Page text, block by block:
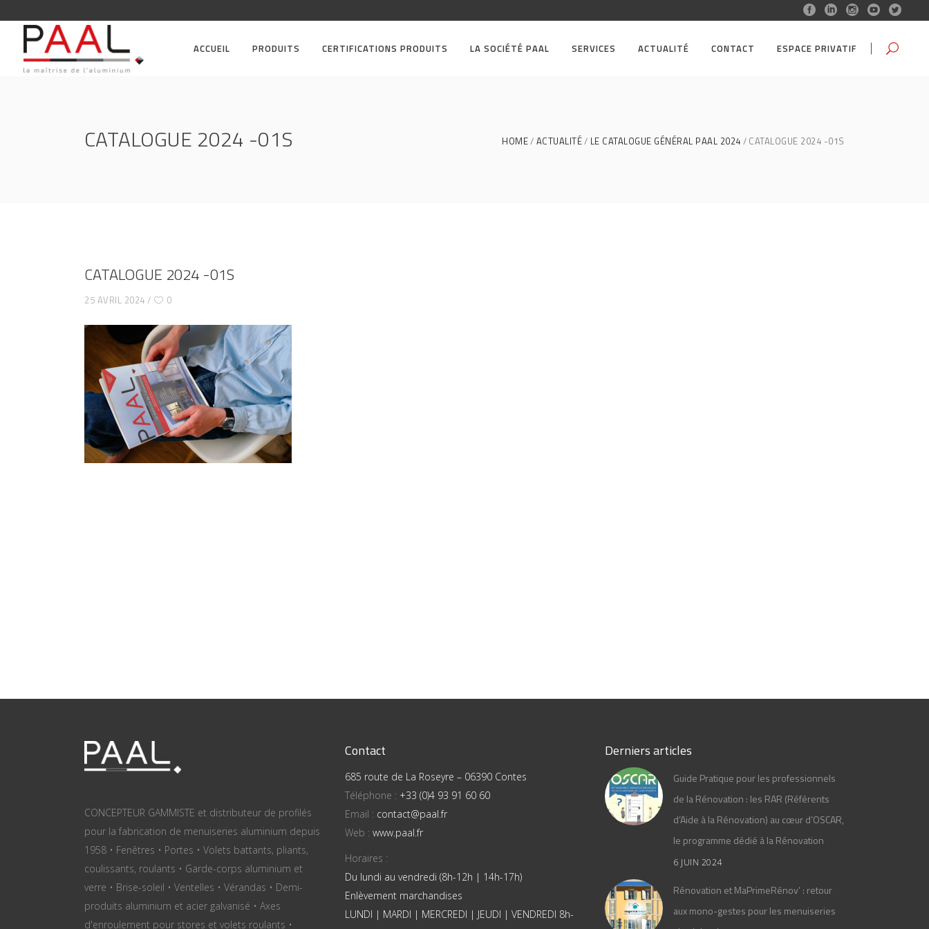
ACCUEIL PRODUITS CERTIFICATIONS PRODUITS LA SOCIÉTÉ PAAL SERVICES ACTUALITÉ CONTACT ESPACE PRIVATIF
CATALOGUE 2024 -01S HOME ACTUALITÉ LE CATALOGUE GÉNÉRAL PAAL 2024 CATALOGUE 2024 -01S
CATALOGUE 2024 -01S
25 AVRIL 2024 0
CONCEPTEUR GAMMISTE et distributeur de profilés
pour la fabrication de menuiseries aluminium depuis
1958 • Fenêtres • Portes • Volets battants, pliants,
coulissants, roulants • Garde-corps aluminium et
verre • Brise-soleil • Ventelles • Vérandas • Demi-
produits aluminium et acier galvanisé • Axes
d'enroulement pour stores et volets roulants •
Contact
685 route de La Roseyre – 06390 Contes
Téléphone : +33 (0)4 93 91 60 60
Email : contact@paal.fr
Web : www.paal.fr
Horaires :
Du lundi au vendredi (8h-12h | 14h-17h)
Enlèvement marchandises
LUNDI | MARDI | MERCREDI | JEUDI | VENDREDI 8h-
Derniers articles
Guide Pratique pour les professionnels
de la Rénovation : les RAR (Référents
d’Aide à la Rénovation) au cœur d’OSCAR,
le programme dédié à la Rénovation
6 JUIN 2024
Rénovation et MaPrimeRénov’ : retour
aux mono-gestes pour les menuiseries